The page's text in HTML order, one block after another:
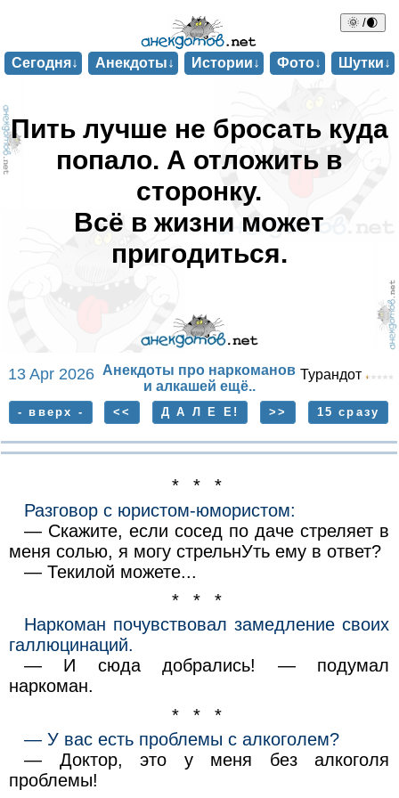
🌞 /🌒
Сегодня↓ Анекдоты↓ Истории↓ Фото↓ Шутки↓
Пить лучше не бросать куда
попало. А отложить в
сторонку.
Всё в жизни может
пригодиться.
13 Apr 2026 Анекдоты про наркоманов
и алкашей ещё..
Турандот
- вверх - << Д А Л Е Е! >> 15 сразу
* * *
Разговор с юристом-юмористом:
— Скажите, если сосед по даче стреляет в
меня солью, я могу стрельнУть ему в ответ?
— Текилой можете...
* * *
Наркоман почувствовал замедление своих
галлюцинаций.
— И сюда добрались! — подумал
наркоман.
* * *
— У вас есть проблемы с алкоголем?
— Доктор, это у меня без алкоголя
проблемы!